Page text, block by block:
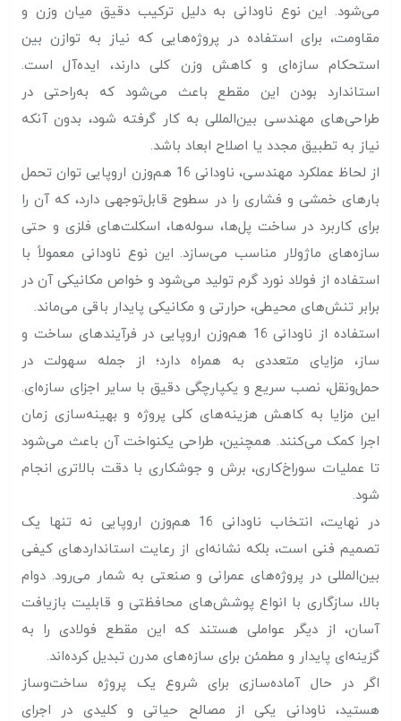
می‌شود. این نوع ناودانی به دلیل ترکیب دقیق میان وزن و
مقاومت، برای استفاده در پروژه‌هایی که نیاز به توازن بین
استحکام سازه‌ای و کاهش وزن کلی دارند، ایده‌آل است.
استاندارد بودن این مقطع باعث می‌شود که به‌راحتی در
طراحی‌های مهندسی بین‌المللی به کار گرفته شود، بدون آنکه
نیاز به تطبیق مجدد یا اصلاح ابعاد باشد.
از لحاظ عملکرد مهندسی، ناودانی 16 هم‌وزن اروپایی توان تحمل
بارهای خمشی و فشاری را در سطوح قابل‌توجهی دارد، که آن را
برای کاربرد در ساخت پل‌ها، سوله‌ها، اسکلت‌های فلزی و حتی
سازه‌های ماژولار مناسب می‌سازد. این نوع ناودانی معمولاً با
استفاده از فولاد نورد گرم تولید می‌شود و خواص مکانیکی آن در
برابر تنش‌های محیطی، حرارتی و مکانیکی پایدار باقی می‌ماند.
استفاده از ناودانی 16 هم‌وزن اروپایی در فرآیندهای ساخت و
ساز، مزایای متعددی به همراه دارد؛ از جمله سهولت در
حمل‌ونقل، نصب سریع و یکپارچگی دقیق با سایر اجزای سازه‌ای.
این مزایا به کاهش هزینه‌های کلی پروژه و بهینه‌سازی زمان
اجرا کمک می‌کنند. همچنین، طراحی یکنواخت آن باعث می‌شود
تا عملیات سوراخ‌کاری، برش و جوشکاری با دقت بالاتری انجام
شود.
در نهایت، انتخاب ناودانی 16 هم‌وزن اروپایی نه تنها یک
تصمیم فنی است، بلکه نشانه‌ای از رعایت استانداردهای کیفی
بین‌المللی در پروژه‌های عمرانی و صنعتی به شمار می‌رود. دوام
بالا، سازگاری با انواع پوشش‌های محافظتی و قابلیت بازیافت
آسان، از دیگر عواملی هستند که این مقطع فولادی را به
گزینه‌ای پایدار و مطمئن برای سازه‌های مدرن تبدیل کرده‌اند.
اگر در حال آماده‌سازی برای شروع یک پروژه ساخت‌وساز
هستید، ناودانی یکی از مصالح حیاتی و کلیدی در اجرای